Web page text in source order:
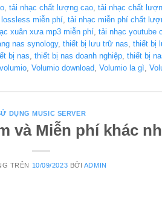
, tải nhạc chất lượng cao, tải nhạc chất
miễn phí, tải nhạc miễn phí chất
xuân xưa mp3 miễn phí, tải nhạc youtube
nas synology, thiết bị lưu trữ nas, thiết bị
bị nas, thiết bị nas doanh nghiệp, thiết bị
volumio, Volumio download, Volumio la gì,
DỤNG MUSIC SERVER
và Miễn phí khác
TRÊN 10/09/2023 BỞI ADMIN